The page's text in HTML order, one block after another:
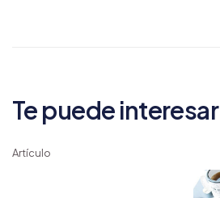
Te puede interesar
Artículo